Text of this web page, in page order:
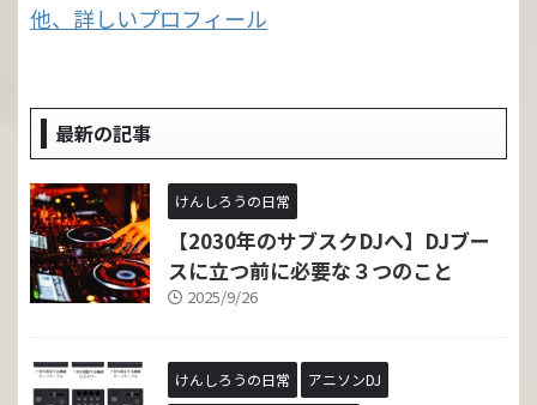
他、詳しいプロフィール
最新の記事
けんしろうの日常
【2030年のサブスクDJへ】DJブー
スに立つ前に必要な３つのこと
2025/9/26
けんしろうの日常 アニソンDJ